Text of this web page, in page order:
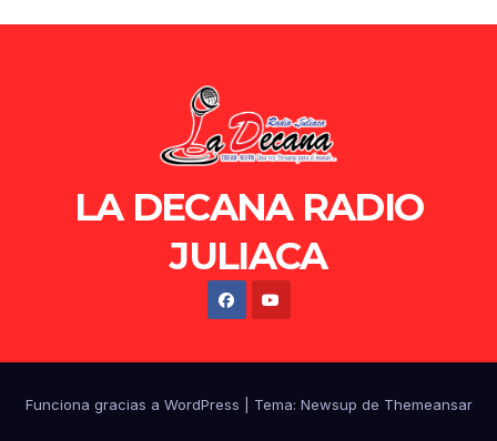
LA DECANA RADIO
JULIACA
Funciona gracias a WordPress Tema: Newsup de Themeansar